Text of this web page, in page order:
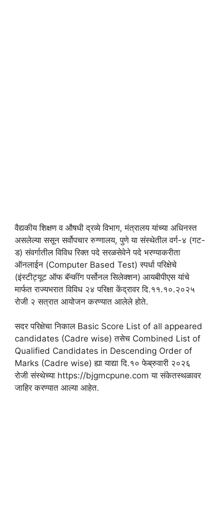
वैद्यकीय शिक्षण व औषधी द्रव्ये विभाग, मंत्रालय यांच्या अधिनस्त
असलेल्या ससून सर्वोपचार रुग्णालय, पुणे या संस्थेतील वर्ग-४ (गट-
ड) संवर्गातील विविध रिक्त पदे सरळसेवेने पदे भरण्याकरीता
ऑनलाईन (Computer Based Test) स्पर्धा परिक्षेचे
(इंस्टीट्यूट ऑफ बॅन्कींग पर्सोनल सिलेक्शन) आयबीपीएस यांचे
मार्फत राज्यभरात विविध २४ परिक्षा केंद्रावर दि.११.१०.२०२५
रोजी २ सत्रात आयोजन करण्यात आलेले होते.
सदर परिक्षेचा निकाल Basic Score List of all appeared
candidates (Cadre wise) तसेच Combined List of
Qualified Candidates in Descending Order of
Marks (Cadre wise) ह्या याद्या दि.१० फेब्रुवारी २०२६
रोजी संस्थेच्या https://bjgmcpune.com या संकेतस्थळावर
जाहिर करण्यात आल्या आहेत.